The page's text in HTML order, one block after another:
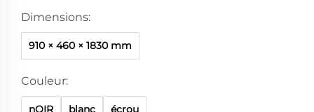
Dimensions:
910 × 460 × 1830 mm
Couleur:
nOIR blanc écrou